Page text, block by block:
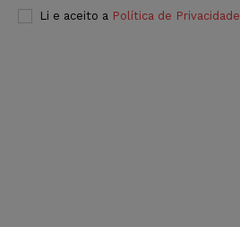
Li e aceito a Política de Privacidade